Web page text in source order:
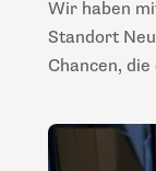
Wir haben
Standort
Chancen,